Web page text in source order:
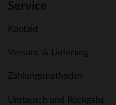
Service
Kontakt
Versand & Lieferung
Zahlungsmethoden
Umtausch und Rückgabe